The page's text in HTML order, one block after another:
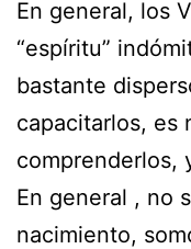
En general, los
“espíritu”
bastante
capacitarlos, es
comprenderlos,
En general , no
nacimiento,